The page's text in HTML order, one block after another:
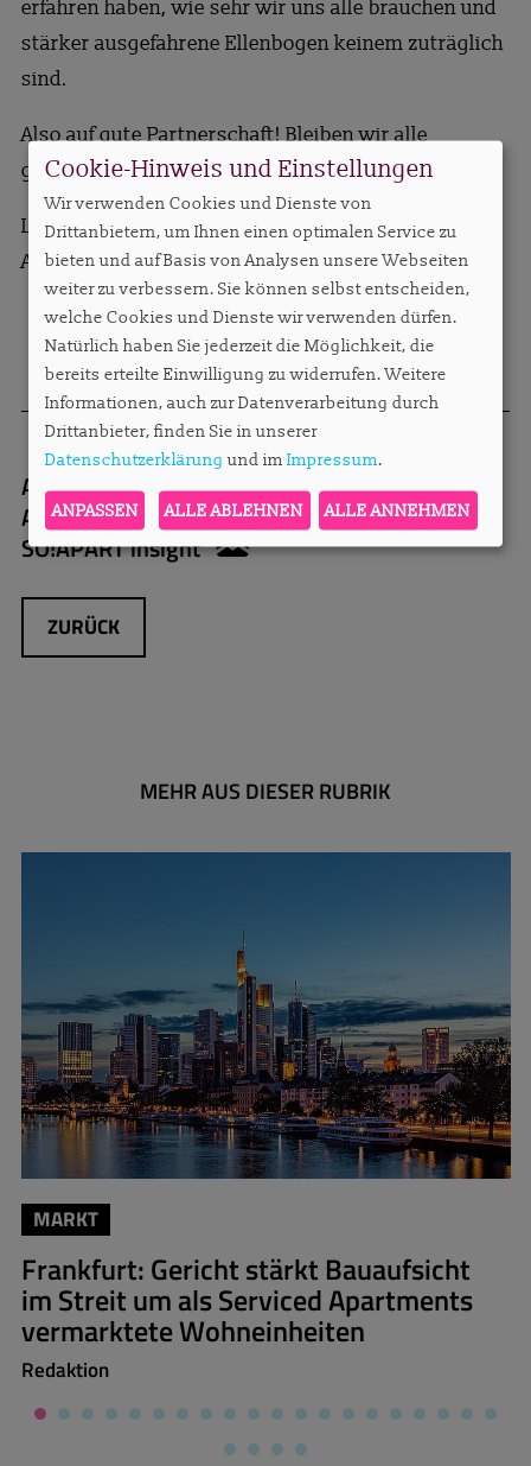
erfahren haben, wie sehr wir uns alle brauchen und
stärker ausgefahrene Ellenbogen keinem zuträglich
sind.
Also auf gute Partnerschaft! Bleiben wir alle
gemeinsam zuversichtlich!
Liebe Grüße,
Anett Gregorius
Autorin:Anett Gregorius, Inhaberin
Apartmentservice, Herausgeberin von
SO!APART insight
ZURÜCK
MEHR AUS DIESER RUBRIK
MARKT
Frankfurt: Gericht stärkt Bauaufsicht
im Streit um als Serviced Apartments
vermarktete Wohneinheiten
Redaktion
Cookie-Hinweis und Einstellungen
Wir verwenden Cookies und Dienste von
Drittanbietern, um Ihnen einen optimalen Service zu
bieten und auf Basis von Analysen unsere Webseiten
weiter zu verbessern. Sie können selbst entscheiden,
welche Cookies und Dienste wir verwenden dürfen.
Natürlich haben Sie jederzeit die Möglichkeit, die
bereits erteilte Einwilligung zu widerrufen. Weitere
Informationen, auch zur Datenverarbeitung durch
Drittanbieter, finden Sie in unserer
Datenschutzerklärung und im Impressum.
ANPASSEN ALLE ABLEHNEN ALLE ANNEHMEN